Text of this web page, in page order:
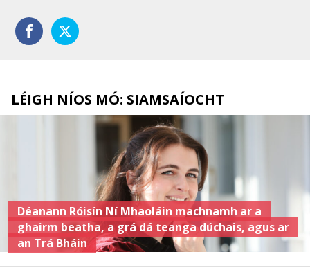
LÉIGH NÍOS MÓ: SIAMSAÍOCHT
Déanann Róisín Ní Mhaoláin machnamh ar a
ghairm beatha, a grá dá teanga dúchais, agus ar
an Trá Bháin